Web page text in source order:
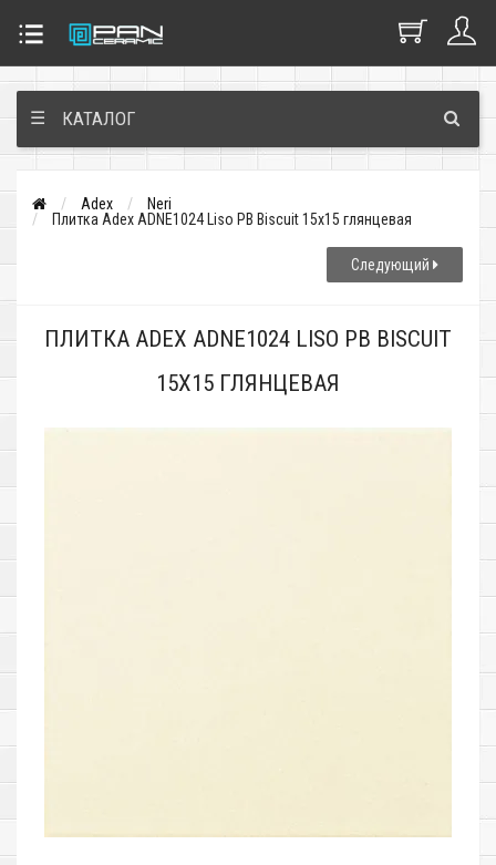
☰ КАТАЛОГ
Adex
Neri
Плитка Adex ADNE1024 Liso PB Biscuit 15x15 глянцевая
Следующий
ПЛИТКА ADEX ADNE1024 LISO PB BISCUIT
15X15 ГЛЯНЦЕВАЯ